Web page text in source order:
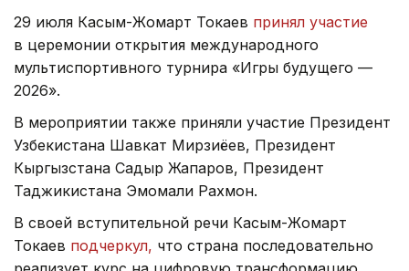
29 июля Касым-Жомарт Токаев принял участие
в церемонии открытия международного
мультиспортивного турнира «Игры будущего —
2026».
В мероприятии также приняли участие Президент
Узбекистана Шавкат Мирзиёев, Президент
Кыргызстана Садыр Жапаров, Президент
Таджикистана Эмомали Рахмон.
В своей вступительной речи Касым-Жомарт
Токаев подчеркул, что страна последовательно